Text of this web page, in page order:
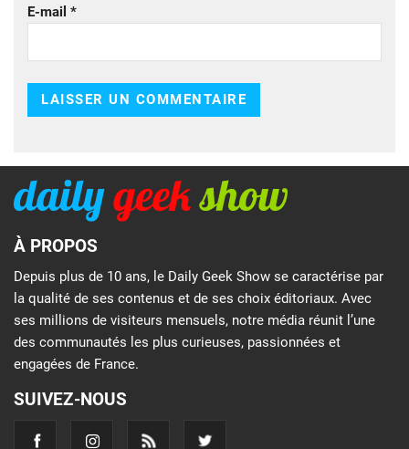
E-mail *
À PROPOS
Depuis plus de 10 ans, le Daily Geek Show se caractérise par
la qualité de ses contenus et de ses choix éditoriaux. Avec
ses millions de visiteurs mensuels, notre média réunit l’une
des communautés les plus curieuses, passionnées et
engagées de France.
SUIVEZ-NOUS